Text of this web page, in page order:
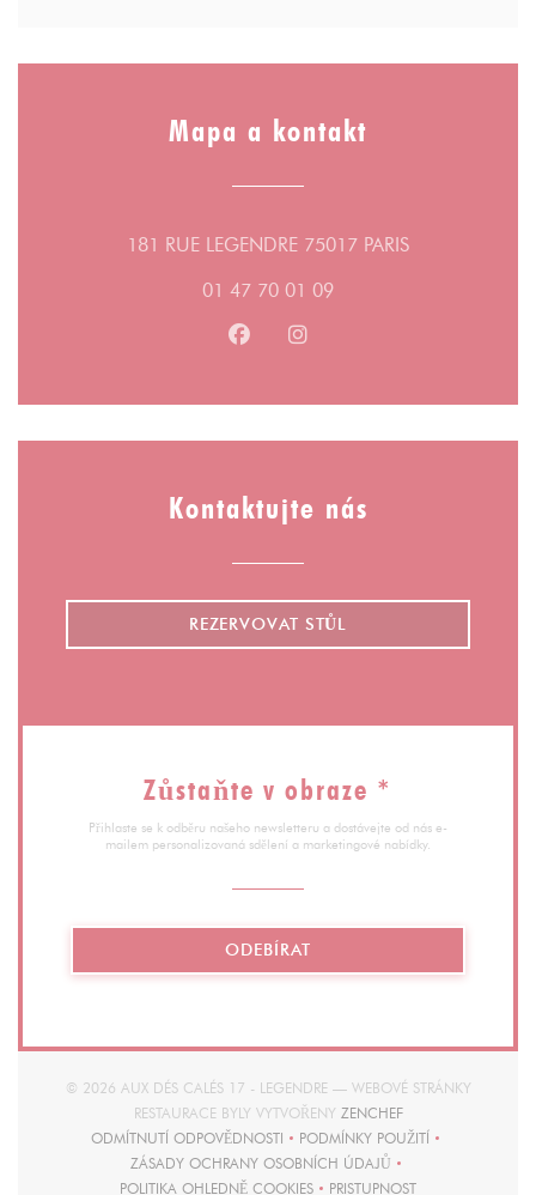
Mapa a kontakt
181 RUE LEGENDRE 75017 PARIS((otevře se v
01 47 70 01 09
Facebook ((otevře se v novém
Instagram ((otevře se v
Kontaktujte nás
REZERVOVAT STŮL
Zůstaňte v obraze *
Přihlaste se k odběru našeho newsletteru a dostávejte od nás e-
mailem personalizovaná sdělení a marketingové nabídky.
ODEBÍRAT
© 2026 AUX DÉS CALÉS 17 - LEGENDRE — WEBOVÉ STRÁNKY
RESTAURACE BYLY VYTVOŘENY ZENCHEF((OTEVŘE SE V
ODMÍTNUTÍ ODPOVĚDNOSTI
((OTEVŘE SE V NOVÉM OKNĚ))
PODMÍNKY POUŽITÍ
((OTEVŘE SE V NOVÉM
ZÁSADY OCHRANY OSOBNÍCH ÚDAJŮ
((OTEVŘE SE V NOVÉM OKNĚ))
POLITIKA OHLEDNĚ COOKIES
PRISTUPNOST